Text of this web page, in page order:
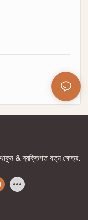
থাকুন & ব্যক্তিগত যত্ন ক্ষেত্র.